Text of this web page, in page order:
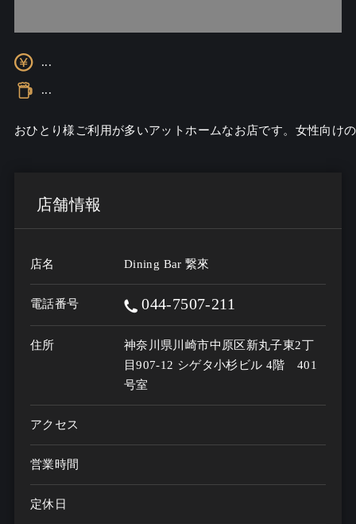
...
...
おひとり様ご利用が多いアットホームなお店です。女性向け
店舗情報
店名 Dining Bar 繋來
電話番号 044-7507-211
住所
神奈川県川崎市中原区新丸子東2丁
目907-12 シゲタ小杉ビル 4階 401
号室
アクセス
営業時間
定休日